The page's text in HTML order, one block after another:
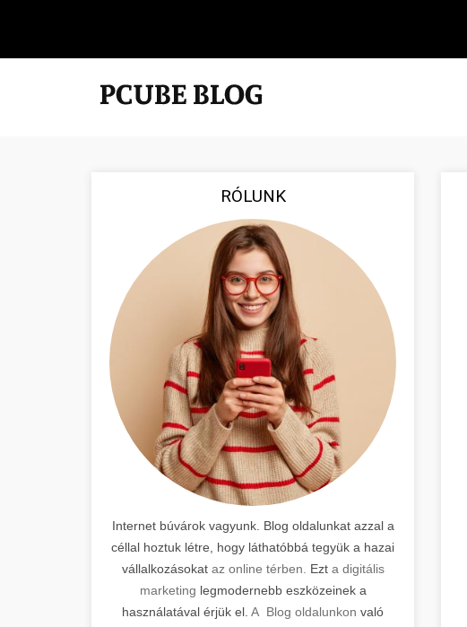
RÓLUNK
Internet búvárok vagyunk. Blog oldalunkat azzal a
céllal hoztuk létre, hogy láthatóbbá tegyük a hazai
vállalkozásokat az online térben. Ezt a digitális
marketing legmodernebb eszközeinek a
használatával érjük el. A Blog oldalunkon való